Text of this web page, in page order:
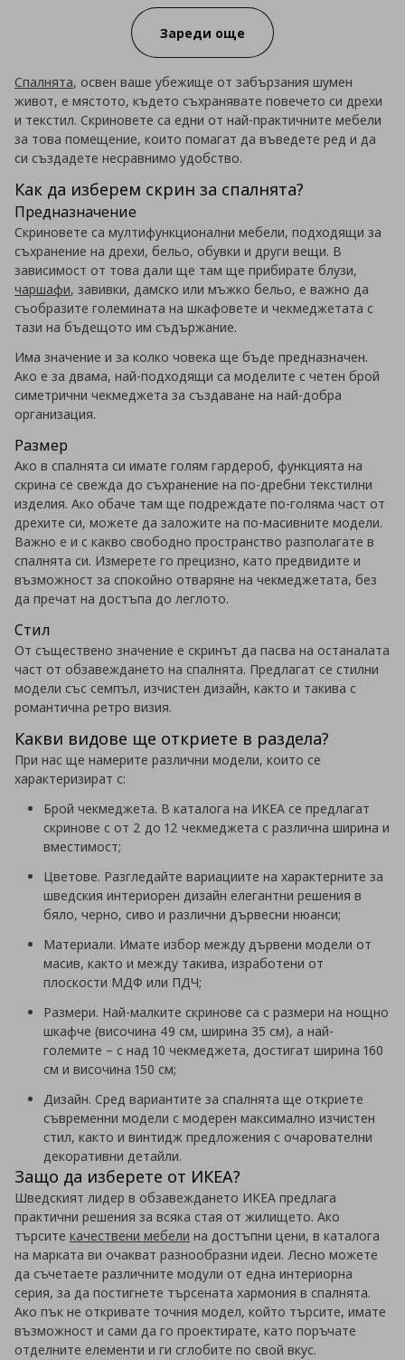
Зареди още
Спалнята, освен ваше убежище от забързания шумен
живот, е мястото, където съхранявате повечето си дрехи
и текстил. Скриновете са едни от най-практичните мебели
за това помещение, които помагат да въведете ред и да
си създадете несравнимо удобство.
Как да изберем скрин за спалнята?
Предназначение
Скриновете са мултифункционални мебели, подходящи за
съхранение на дрехи, бельо, обувки и други вещи. В
зависимост от това дали ще там ще прибирате блузи,
чаршафи, завивки, дамско или мъжко бельо, е важно да
съобразите големината на шкафовете и чекмеджетата с
тази на бъдещото им съдържание.
Има значение и за колко човека ще бъде предназначен.
Ако е за двама, най-подходящи са моделите с четен брой
симетрични чекмеджета за създаване на най-добра
организация.
Размер
Ако в спалнята си имате голям гардероб, функцията на
скрина се свежда до съхранение на по-дребни текстилни
изделия. Ако обаче там ще подреждате по-голяма част от
дрехите си, можете да заложите на по-масивните модели.
Важно е и с какво свободно пространство разполагате в
спалнята си. Измерете го прецизно, като предвидите и
възможност за спокойно отваряне на чекмеджетата, без
да пречат на достъпа до леглото.
Стил
От съществено значение е скринът да пасва на останалата
част от обзавеждането на спалнята. Предлагат се стилни
модели със семпъл, изчистен дизайн, както и такива с
романтична ретро визия.
Какви видове ще откриете в раздела?
При нас ще намерите различни модели, които се
характеризират с:
Брой чекмеджета. В каталога на ИКЕА се предлагат
скринове с от 2 до 12 чекмеджета с различна ширина и
вместимост;
Цветове. Разгледайте вариациите на характерните за
шведския интериорен дизайн елегантни решения в
бяло, черно, сиво и различни дървесни нюанси;
Материали. Имате избор между дървени модели от
масив, както и между такива, изработени от
плоскости МДФ или ПДЧ;
Размери. Най-малките скринове са с размери на нощно
шкафче (височина 49 см, ширина 35 см), а най-
големите – с над 10 чекмеджета, достигат ширина 160
см и височина 150 см;
Дизайн. Сред вариантите за спалнята ще откриете
съвременни модели с модерен максимално изчистен
стил, както и винтидж предложения с очарователни
декоративни детайли.
Защо да изберете от ИКЕА?
Шведският лидер в обзавеждането ИКЕА предлага
практични решения за всяка стая от жилището. Ако
търсите качествени мебели на достъпни цени, в каталога
на марката ви очакват разнообразни идеи. Лесно можете
да съчетаете различните модули от една интериорна
серия, за да постигнете търсената хармония в спалнята.
Ако пък не откривате точния модел, който търсите, имате
възможност и сами да го проектирате, като поръчате
отделните елементи и ги сглобите по свой вкус.